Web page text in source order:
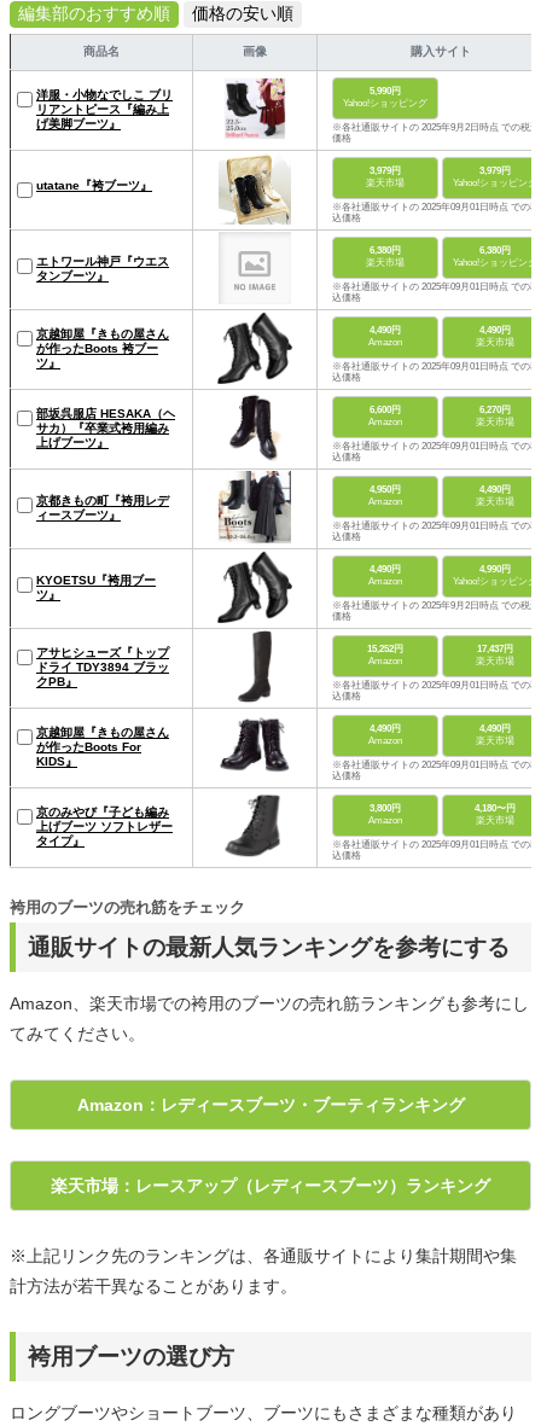
編集部のおすすめ順
価格の安い順
商品名 画像 購入サイト
洋服・小物なでしこ ブリ
リアントピース『編み上
げ美脚ブーツ』
5,990円
Yahoo!ショッピング
※各社通販サイトの 2025年9月2日時点 での税込
価格
utatane『袴ブーツ』
3,979円
楽天市場
3,979円
Yahoo!ショッピング
※各社通販サイトの 2025年09月01日時点 での税
込価格
エトワール神戸『ウエス
タンブーツ』
6,380円
楽天市場
6,380円
Yahoo!ショッピング
※各社通販サイトの 2025年09月01日時点 での税
込価格
京越卸屋『きもの屋さん
が作ったBoots 袴ブー
ツ』
4,490円
Amazon
4,490円
楽天市場
※各社通販サイトの 2025年09月01日時点 での税
込価格
部坂呉服店 HESAKA（ヘ
サカ）『卒業式袴用編み
上げブーツ』
6,600円
Amazon
6,270円
楽天市場
※各社通販サイトの 2025年09月01日時点 での税
込価格
京都きもの町『袴用レデ
ィースブーツ』
4,950円
Amazon
4,490円
楽天市場
※各社通販サイトの 2025年09月01日時点 での税
込価格
KYOETSU『袴用ブー
ツ』
4,490円
Amazon
4,990円
Yahoo!ショッピング
※各社通販サイトの 2025年9月2日時点 での税込
価格
アサヒシューズ『トップ
ドライ TDY3894 ブラッ
クPB』
15,252円
Amazon
17,437円
楽天市場
※各社通販サイトの 2025年09月01日時点 での税
込価格
京越卸屋『きもの屋さん
が作ったBoots For
KIDS』
4,490円
Amazon
4,490円
楽天市場
※各社通販サイトの 2025年09月01日時点 での税
込価格
京のみやび『子ども編み
上げブーツ ソフトレザー
タイプ』
3,800円
Amazon
4,180〜円
楽天市場
※各社通販サイトの 2025年09月01日時点 での税
込価格
通販サイトの最新人気ランキングを参考にする
袴用のブーツの売れ筋をチェック
Amazon、楽天市場での袴用のブーツの売れ筋ランキングも参考にし
てみてください。
Amazon：レディースブーツ・ブーティランキング
楽天市場：レースアップ（レディースブーツ）ランキング
※上記リンク先のランキングは、各通販サイトにより集計期間や集
計方法が若干異なることがあります。
袴用ブーツの選び方
ロングブーツやショートブーツ、ブーツにもさまざまな種類があり